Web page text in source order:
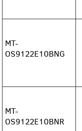
MT-
OS9122E10BNG
MT-
OS9122E10BNR